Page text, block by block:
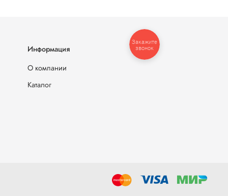
Информация
О компании
Каталог
Закажите
звонок